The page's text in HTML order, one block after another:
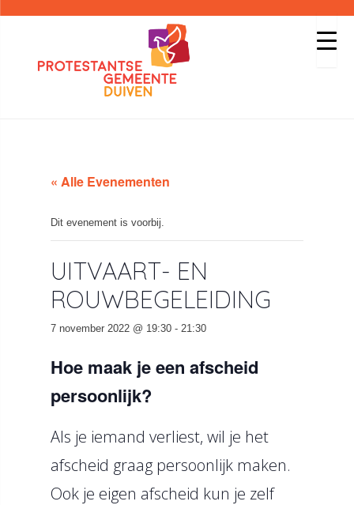
« Alle Evenementen
Dit evenement is voorbij.
UITVAART- EN
ROUWBEGELEIDING
7 november 2022 @ 19:30 - 21:30
Hoe maak je een afscheid
persoonlijk?
Als je iemand verliest, wil je het
afscheid graag persoonlijk maken.
Ook je eigen afscheid kun je zelf